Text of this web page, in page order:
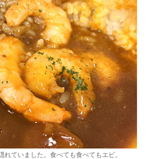
れていました。食べても食べてもエビ。